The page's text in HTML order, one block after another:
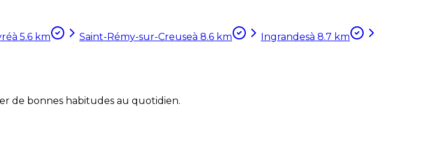
à 5.6 km Saint-Rémy-sur-Creuseà 8.6 km Ingrandesà 8.7 km
de bonnes habitudes au quotidien.